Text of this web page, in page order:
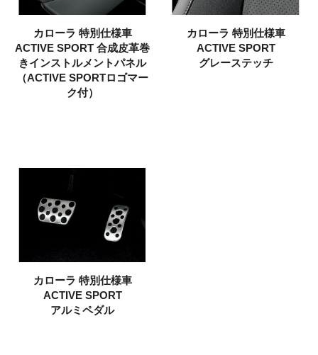
カローラ 特別仕様車
ACTIVE SPORT 合成皮革巻
きインストルメントパネル
（ACTIVE SPORTロゴマー
ク付）
カローラ 特別仕様車
ACTIVE SPORT
グレーステッチ
カローラ 特別仕様車
ACTIVE SPORT
アルミペダル